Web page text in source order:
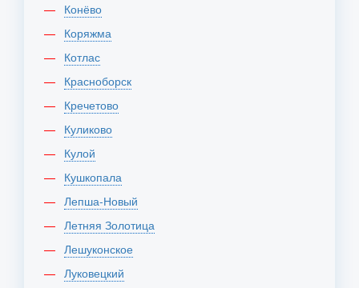
Конёво
Коряжма
Котлас
Красноборск
Кречетово
Куликово
Кулой
Кушкопала
Лепша-Новый
Летняя Золотица
Лешуконское
Луковецкий